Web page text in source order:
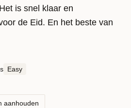
is snel klaar en
de Eid. En het beste van
Easy
aanhouden